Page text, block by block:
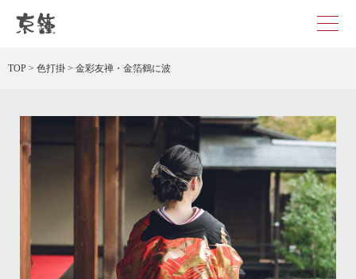
TOP > 色打掛 > 金彩友禅・金箔鶴に波